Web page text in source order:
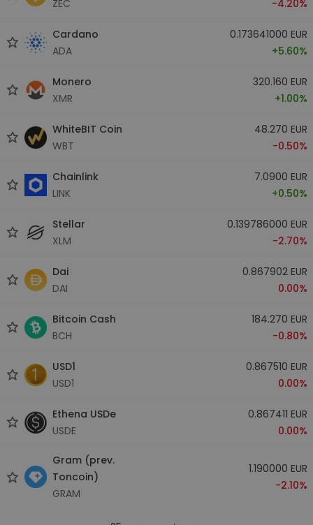
ZEC
-4.20%
Cardano
ADA
0.173641000 EUR
+5.60%
Monero
XMR
320.160 EUR
+1.00%
WhiteBIT Coin
WBT
48.270 EUR
-0.50%
Chainlink
LINK
7.0900 EUR
+0.50%
Stellar
XLM
0.139786000 EUR
-2.70%
Dai
DAI
0.867902 EUR
0.00%
Bitcoin Cash
BCH
184.270 EUR
-0.80%
USD1
USD1
0.867510 EUR
0.00%
Ethena USDe
USDE
0.867411 EUR
0.00%
Gram (prev.
Toncoin)
GRAM
1.190000 EUR
-2.10%